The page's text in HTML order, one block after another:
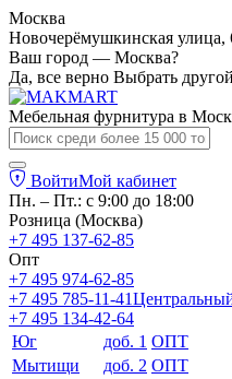
Москва
Новочерёмушкинская
Ваш город — Москва?
Да, все верно Выбрать
Мебельная фурнитура в
ВойтиМой кабинет
Пн. – Пт.: с 9:00 до 18:00
Розница (Москва)
+7 495 137-62-85
Опт
+7 495 974-62-85
+7 495 785-11-41
+7 495 134-42-64
Юг
доб. 1 ОПТ
Мытищи
доб. 2 ОПТ